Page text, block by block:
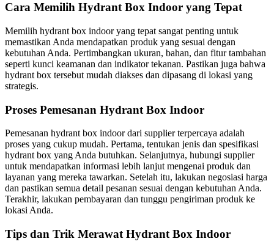
Cara Memilih Hydrant Box Indoor yang Tepat
Memilih hydrant box indoor yang tepat sangat penting untuk
memastikan Anda mendapatkan produk yang sesuai dengan
kebutuhan Anda. Pertimbangkan ukuran, bahan, dan fitur tambahan
seperti kunci keamanan dan indikator tekanan. Pastikan juga bahwa
hydrant box tersebut mudah diakses dan dipasang di lokasi yang
strategis.
Proses Pemesanan Hydrant Box Indoor
Pemesanan hydrant box indoor dari supplier terpercaya adalah
proses yang cukup mudah. Pertama, tentukan jenis dan spesifikasi
hydrant box yang Anda butuhkan. Selanjutnya, hubungi supplier
untuk mendapatkan informasi lebih lanjut mengenai produk dan
layanan yang mereka tawarkan. Setelah itu, lakukan negosiasi harga
dan pastikan semua detail pesanan sesuai dengan kebutuhan Anda.
Terakhir, lakukan pembayaran dan tunggu pengiriman produk ke
lokasi Anda.
Tips dan Trik Merawat Hydrant Box Indoor